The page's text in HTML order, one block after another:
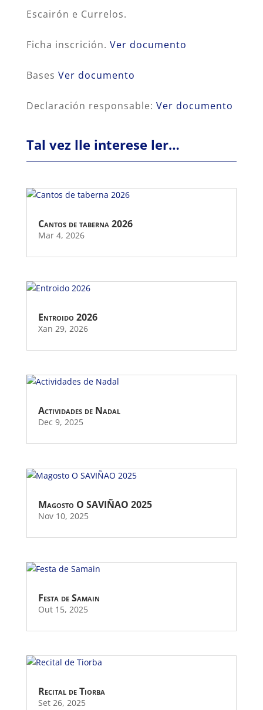
Escairón e Currelos.
Ficha inscrición. Ver documento
Bases Ver documento
Declaración responsable: Ver documento
Tal vez lle interese ler…
Cantos de taberna 2026
Mar 4, 2026
Entroido 2026
Xan 29, 2026
Actividades de Nadal
Dec 9, 2025
Magosto O SAVIÑAO 2025
Nov 10, 2025
Festa de Samain
Out 15, 2025
Recital de Tiorba
Set 26, 2025